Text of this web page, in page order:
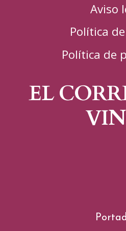
Aviso
Política
Política de
EL